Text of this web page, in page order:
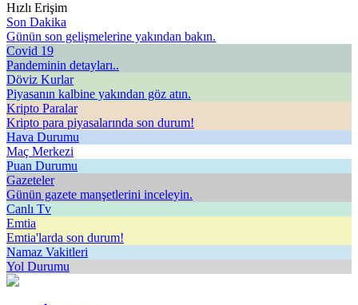
Hızlı Erişim
Son Dakika
Günün son gelişmelerine yakından bakın.
Covid 19
Pandeminin detayları..
Döviz Kurlar
Piyasanın kalbine yakından göz atın.
Kripto Paralar
Kripto para piyasalarında son durum!
Hava Durumu
Maç Merkezi
Puan Durumu
Gazeteler
Günün gazete manşetlerini inceleyin.
Canlı Tv
Emtia
Emtia'larda son durum!
Namaz Vakitleri
Yol Durumu